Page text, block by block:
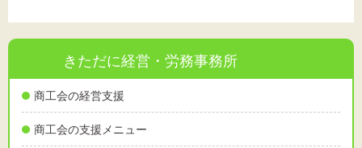
きただに経営・労務事務所
商工会の経営支援
商工会の支援メニュー